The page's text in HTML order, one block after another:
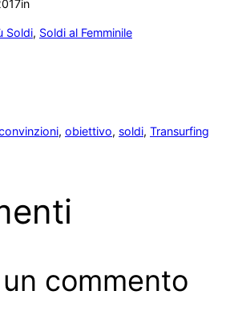
in
Soldi, Soldi al Femminile
, obiettivo, soldi, Transurfing
commento